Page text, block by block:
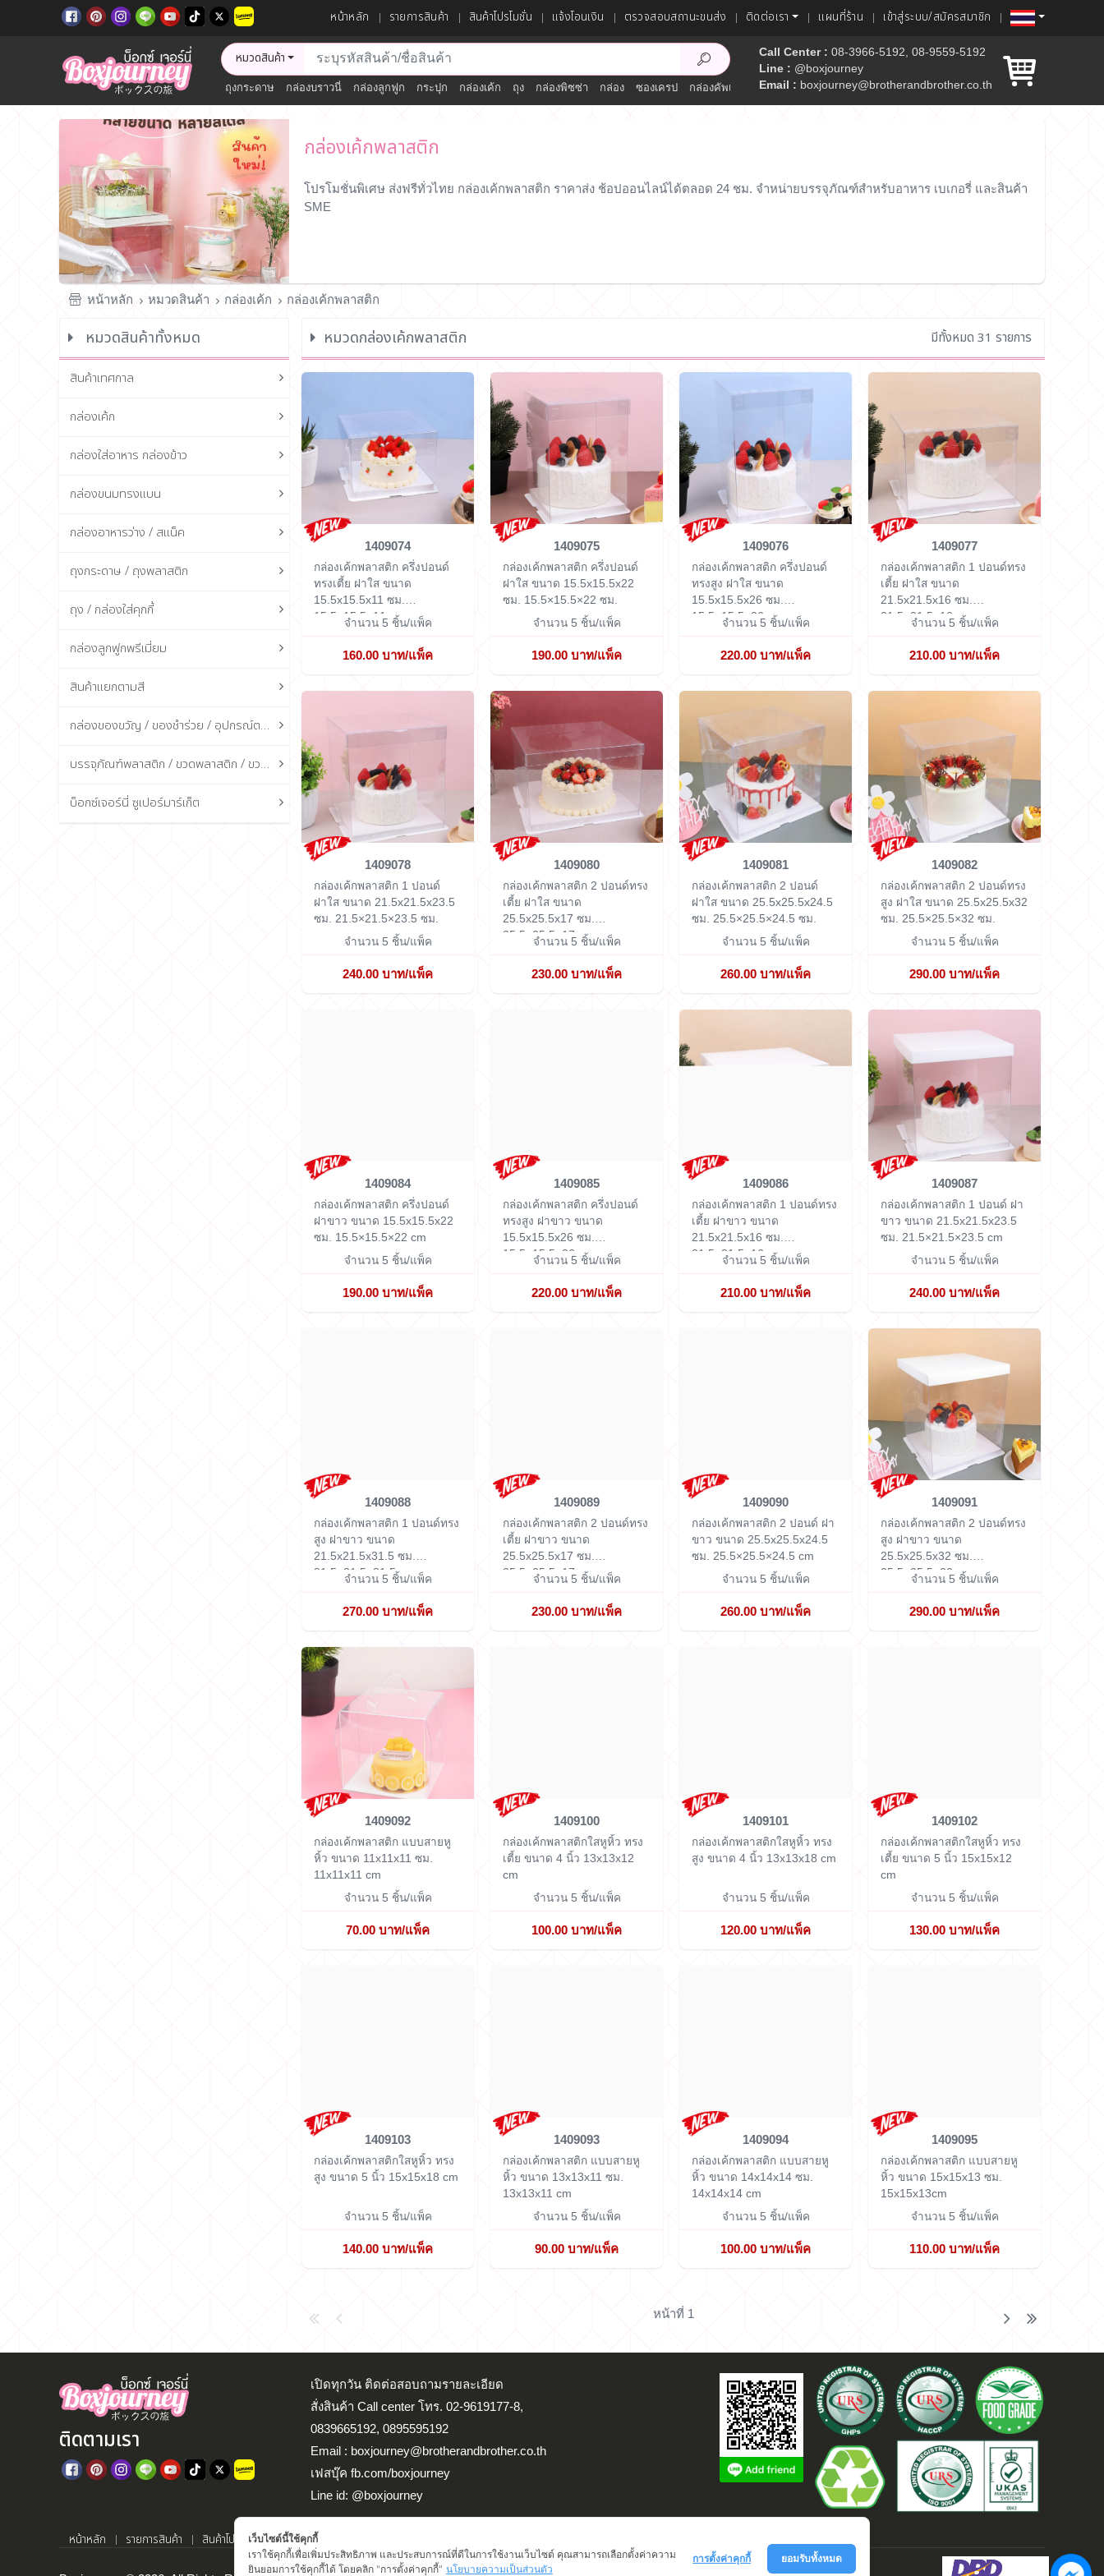
หน้าหลัก รายการสินค้า สินค้าโปรโมชั่น แจ้งโอนเงิน ตรวจสอบสถานะขนส่ง ติดต่อเรา แผนที่ร้าน เข้าสู่ระบบ/สมัครสมาชิก
หมวดสินค้า
ถุงกระดาษ กล่องบราวนี่ กล่องลูกฟูก กระปุก กล่องเค้ก ถุง กล่องพิซซ่า กล่อง ซองเครป กล่องคัพเค้ก
Call Center : 08-3966-5192, 08-9559-5192
Line : @boxjourney
Email : boxjourney@brotherandbrother.co.th
กล่องเค้กพลาสติก
โปรโมชั่นพิเศษ ส่งฟรีทั่วไทย กล่องเค้กพลาสติก ราคาส่ง ช้อปออนไลน์ได้ตลอด 24 ชม. จำหน่ายบรรจุภัณฑ์สำหรับอาหาร เบเกอรี่ และสินค้า
SME
หน้าหลัก หมวดสินค้า กล่องเค้ก กล่องเค้กพลาสติก
หมวดสินค้าทั้งหมด
สินค้าเทศกาล
กล่องเค้ก
กล่องใส่อาหาร กล่องข้าว
กล่องขนมทรงแบน
กล่องอาหารว่าง / สแน็ค
ถุงกระดาษ / ถุงพลาสติก
ถุง / กล่องใส่คุกกี้
กล่องลูกฟูกพรีเมี่ยม
สินค้าแยกตามสี
กล่องของขวัญ / ของชำร่วย / อุปกรณ์ตกแต่งกล่อง
บรรจุภัณฑ์พลาสติก / ขวดพลาสติก / ขวดแก้ว
บ็อกซ์เจอร์นี่ ซูเปอร์มาร์เก็ต
หมวดกล่องเค้กพลาสติก มีทั้งหมด 31 รายการ
1409074
กล่องเค้กพลาสติก ครึ่งปอนด์
ทรงเตี้ย ฝาใส ขนาด
15.5x15.5x11 ซม.
15.5×15.5×11 ซม.
จำนวน 5 ชิ้น/แพ็ค
160.00 บาท/แพ็ค
1409075
กล่องเค้กพลาสติก ครึ่งปอนด์
ฝาใส ขนาด 15.5x15.5x22
ซม. 15.5×15.5×22 ซม.
จำนวน 5 ชิ้น/แพ็ค
190.00 บาท/แพ็ค
1409076
กล่องเค้กพลาสติก ครึ่งปอนด์
ทรงสูง ฝาใส ขนาด
15.5x15.5x26 ซม.
15.5×15.5×26 ซม.
จำนวน 5 ชิ้น/แพ็ค
220.00 บาท/แพ็ค
1409077
กล่องเค้กพลาสติก 1 ปอนด์ทรง
เตี้ย ฝาใส ขนาด
21.5x21.5x16 ซม.
21.5×21.5×16 ซม.
จำนวน 5 ชิ้น/แพ็ค
210.00 บาท/แพ็ค
1409078
กล่องเค้กพลาสติก 1 ปอนด์
ฝาใส ขนาด 21.5x21.5x23.5
ซม. 21.5×21.5×23.5 ซม.
จำนวน 5 ชิ้น/แพ็ค
240.00 บาท/แพ็ค
1409080
กล่องเค้กพลาสติก 2 ปอนด์ทรง
เตี้ย ฝาใส ขนาด
25.5x25.5x17 ซม.
25.5×25.5×17 ซม.
จำนวน 5 ชิ้น/แพ็ค
230.00 บาท/แพ็ค
1409081
กล่องเค้กพลาสติก 2 ปอนด์
ฝาใส ขนาด 25.5x25.5x24.5
ซม. 25.5×25.5×24.5 ซม.
จำนวน 5 ชิ้น/แพ็ค
260.00 บาท/แพ็ค
1409082
กล่องเค้กพลาสติก 2 ปอนด์ทรง
สูง ฝาใส ขนาด 25.5x25.5x32
ซม. 25.5×25.5×32 ซม.
จำนวน 5 ชิ้น/แพ็ค
290.00 บาท/แพ็ค
1409084
กล่องเค้กพลาสติก ครึ่งปอนด์
ฝาขาว ขนาด 15.5x15.5x22
ซม. 15.5×15.5×22 cm
จำนวน 5 ชิ้น/แพ็ค
190.00 บาท/แพ็ค
1409085
กล่องเค้กพลาสติก ครึ่งปอนด์
ทรงสูง ฝาขาว ขนาด
15.5x15.5x26 ซม.
15.5×15.5×26 cm
จำนวน 5 ชิ้น/แพ็ค
220.00 บาท/แพ็ค
1409086
กล่องเค้กพลาสติก 1 ปอนด์ทรง
เตี้ย ฝาขาว ขนาด
21.5x21.5x16 ซม.
21.5×21.5×16 cm
จำนวน 5 ชิ้น/แพ็ค
210.00 บาท/แพ็ค
1409087
กล่องเค้กพลาสติก 1 ปอนด์ ฝา
ขาว ขนาด 21.5x21.5x23.5
ซม. 21.5×21.5×23.5 cm
จำนวน 5 ชิ้น/แพ็ค
240.00 บาท/แพ็ค
1409088
กล่องเค้กพลาสติก 1 ปอนด์ทรง
สูง ฝาขาว ขนาด
21.5x21.5x31.5 ซม.
21.5×21.5×31.5 cm
จำนวน 5 ชิ้น/แพ็ค
270.00 บาท/แพ็ค
1409089
กล่องเค้กพลาสติก 2 ปอนด์ทรง
เตี้ย ฝาขาว ขนาด
25.5x25.5x17 ซม.
25.5×25.5×17 cm
จำนวน 5 ชิ้น/แพ็ค
230.00 บาท/แพ็ค
1409090
กล่องเค้กพลาสติก 2 ปอนด์ ฝา
ขาว ขนาด 25.5x25.5x24.5
ซม. 25.5×25.5×24.5 cm
จำนวน 5 ชิ้น/แพ็ค
260.00 บาท/แพ็ค
1409091
กล่องเค้กพลาสติก 2 ปอนด์ทรง
สูง ฝาขาว ขนาด
25.5x25.5x32 ซม.
25.5×25.5×32 cm
จำนวน 5 ชิ้น/แพ็ค
290.00 บาท/แพ็ค
1409092
กล่องเค้กพลาสติก แบบสายหู
หิ้ว ขนาด 11x11x11 ซม.
11x11x11 cm
จำนวน 5 ชิ้น/แพ็ค
70.00 บาท/แพ็ค
1409100
กล่องเค้กพลาสติกใสหูหิ้ว ทรง
เตี้ย ขนาด 4 นิ้ว 13x13x12
cm
จำนวน 5 ชิ้น/แพ็ค
100.00 บาท/แพ็ค
1409101
กล่องเค้กพลาสติกใสหูหิ้ว ทรง
สูง ขนาด 4 นิ้ว 13x13x18 cm
จำนวน 5 ชิ้น/แพ็ค
120.00 บาท/แพ็ค
1409102
กล่องเค้กพลาสติกใสหูหิ้ว ทรง
เตี้ย ขนาด 5 นิ้ว 15x15x12
cm
จำนวน 5 ชิ้น/แพ็ค
130.00 บาท/แพ็ค
1409103
กล่องเค้กพลาสติกใสหูหิ้ว ทรง
สูง ขนาด 5 นิ้ว 15x15x18 cm
จำนวน 5 ชิ้น/แพ็ค
140.00 บาท/แพ็ค
1409093
กล่องเค้กพลาสติก แบบสายหู
หิ้ว ขนาด 13x13x11 ซม.
13x13x11 cm
จำนวน 5 ชิ้น/แพ็ค
90.00 บาท/แพ็ค
1409094
กล่องเค้กพลาสติก แบบสายหู
หิ้ว ขนาด 14x14x14 ซม.
14x14x14 cm
จำนวน 5 ชิ้น/แพ็ค
100.00 บาท/แพ็ค
1409095
กล่องเค้กพลาสติก แบบสายหู
หิ้ว ขนาด 15x15x13 ซม.
15x15x13cm
จำนวน 5 ชิ้น/แพ็ค
110.00 บาท/แพ็ค
หน้าที่ 1
ติดตามเรา
เปิดทุกวัน ติดต่อสอบถามรายละเอียด
สั่งสินค้า Call center โทร. 02-9619177-8,
0839665192, 0895595192
Email : boxjourney@brotherandbrother.co.th
เฟสบุ๊ค fb.com/boxjourney
Line id: @boxjourney
หน้าหลัก รายการสินค้า สินค้าโปรโมชั่น แจ้งโอนเงิน
เว็บไซต์นี้ใช้คุกกี้
เราใช้คุกกี้เพื่อเพิ่มประสิทธิภาพ และประสบการณ์ที่ดีในการใช้งานเว็บไซต์ คุณสามารถเลือกตั้งค่าความ
ยินยอมการใช้คุกกี้ได้ โดยคลิก "การตั้งค่าคุกกี้" นโยบายความเป็นส่วนตัว
ยอมรับทั้งหมด
การตั้งค่าคุกกี้